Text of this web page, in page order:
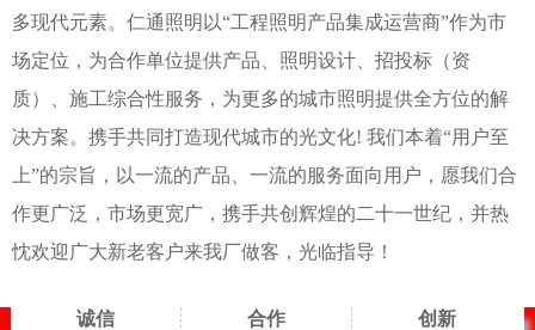
多现代元素。仁通照明以“工程照明产品集成运营商”作为市
场定位，为合作单位提供产品、照明设计、招投标（资
质）、施工综合性服务，为更多的城市照明提供全方位的解
决方案。携手共同打造现代城市的光文化! 我们本着“用户至
上”的宗旨，以一流的产品、一流的服务面向用户，愿我们合
作更广泛，市场更宽广，携手共创辉煌的二十一世纪，并热
忱欢迎广大新老客户来我厂做客，光临指导！
诚信 合作 创新